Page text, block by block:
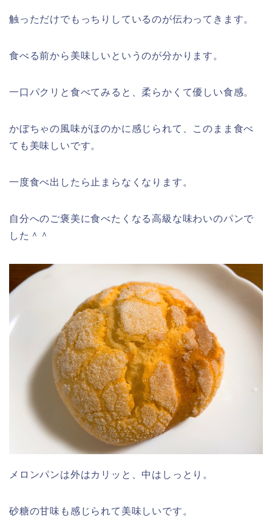
触っただけでもっちりしているのが伝わってきます。
食べる前から美味しいというのが分かります。
一口パクリと食べてみると、柔らかくて優しい食感。
かぼちゃの風味がほのかに感じられて、このまま食べ
ても美味しいです。
一度食べ出したら止まらなくなります。
自分へのご褒美に食べたくなる高級な味わいのパンで
した＾＾
メロンパンは外はカリッと、中はしっとり。
砂糖の甘味も感じられて美味しいです。